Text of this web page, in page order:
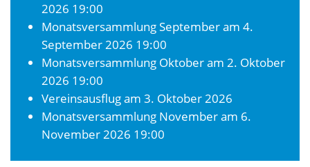
2026 19:00
Monatsversammlung Septemberam 4.
September 2026 19:00
Monatsversammlung Oktoberam 2. Oktober
2026 19:00
Vereinsausflugam 3. Oktober 2026
Monatsversammlung Novemberam 6.
November 2026 19:00